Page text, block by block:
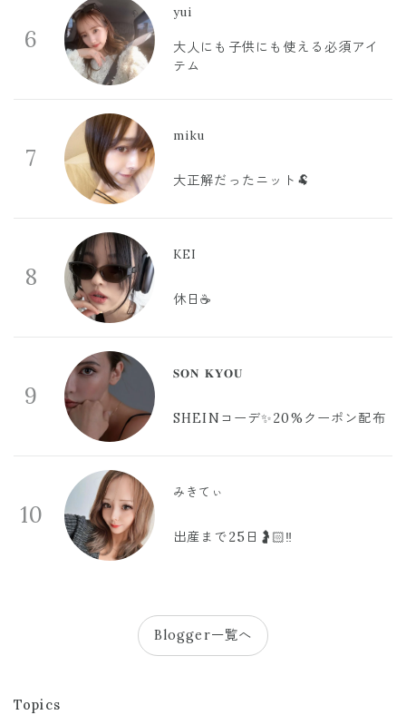
6
yui
大人にも子供にも使える必須アイ
テム
7
miku
大正解だったニット🐏
8
KEI
休日☕️
9
𝐒𝐎𝐍 𝐊𝐘𝐎𝐔
SHEINコーデ✨20%クーポン配布
10
みきてぃ
出産まで25日🤰🏻‼️
Blogger一覧へ
Topics